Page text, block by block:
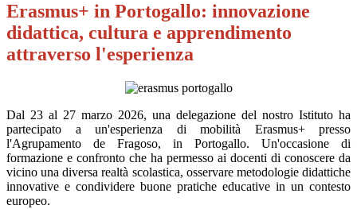
Erasmus+ in Portogallo: innovazione
didattica, cultura e apprendimento
attraverso l'esperienza
Dal 23 al 27 marzo 2026, una delegazione del nostro Istituto ha
partecipato a un'esperienza di mobilità Erasmus+ presso
l'Agrupamento de Fragoso, in Portogallo. Un'occasione di
formazione e confronto che ha permesso ai docenti di conoscere da
vicino una diversa realtà scolastica, osservare metodologie didattiche
innovative e condividere buone pratiche educative in un contesto
europeo.